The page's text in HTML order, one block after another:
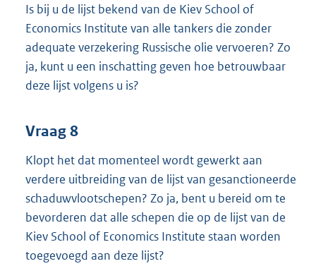
Is bij u de lijst bekend van de Kiev School of
Economics Institute van alle tankers die zonder
adequate verzekering Russische olie vervoeren? Zo
ja, kunt u een inschatting geven hoe betrouwbaar
deze lijst volgens u is?
Vraag 8
Klopt het dat momenteel wordt gewerkt aan
verdere uitbreiding van de lijst van gesanctioneerde
schaduwvlootschepen? Zo ja, bent u bereid om te
bevorderen dat alle schepen die op de lijst van de
Kiev School of Economics Institute staan worden
toegevoegd aan deze lijst?